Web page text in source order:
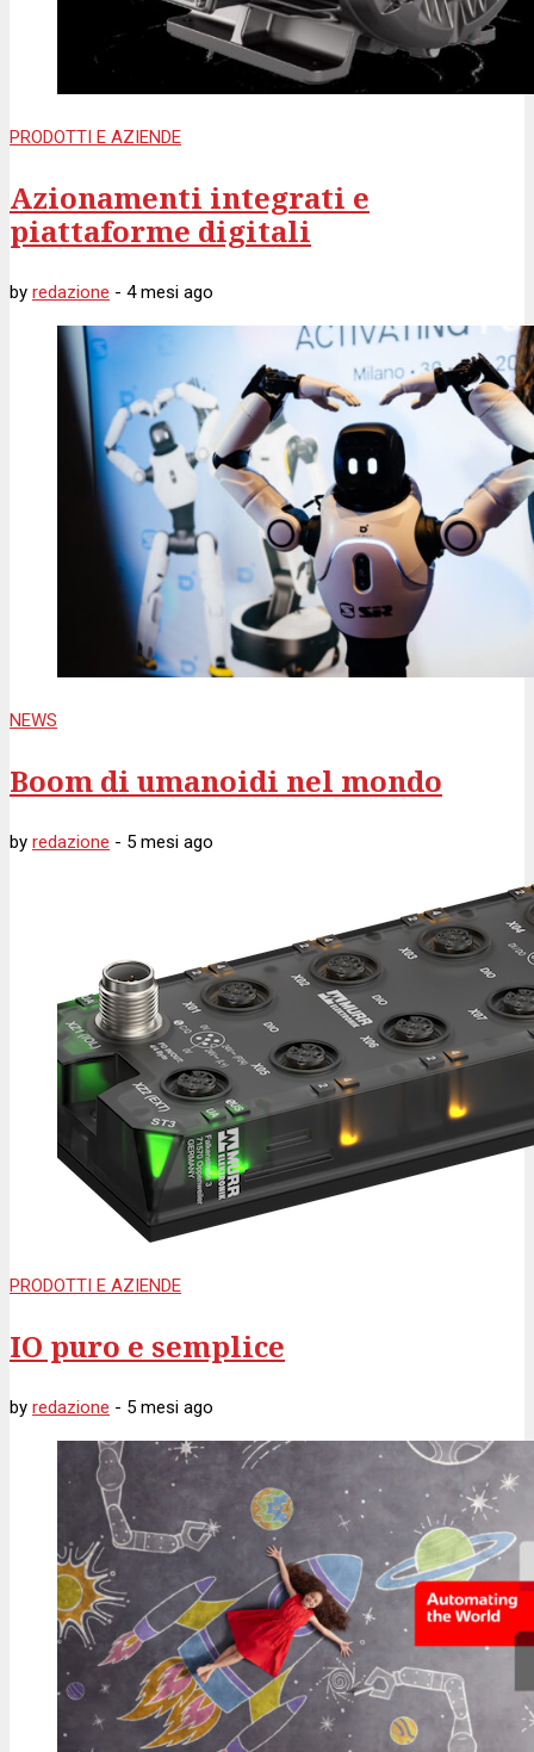
PRODOTTI E AZIENDE
Azionamenti integrati e
piattaforme digitali
by redazione - 4 mesi ago
NEWS
Boom di umanoidi nel mondo
by redazione - 5 mesi ago
PRODOTTI E AZIENDE
IO puro e semplice
by redazione - 5 mesi ago